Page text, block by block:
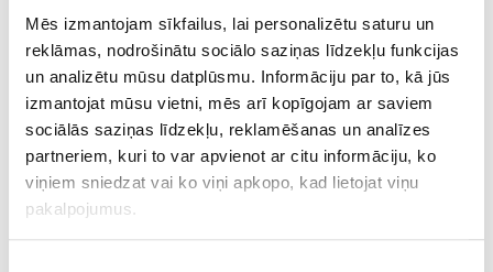
Mēs izmantojam sīkfailus, lai personalizētu saturu un
reklāmas, nodrošinātu sociālo saziņas līdzekļu funkcijas
un analizētu mūsu datplūsmu. Informāciju par to, kā jūs
izmantojat mūsu vietni, mēs arī kopīgojam ar saviem
sociālās saziņas līdzekļu, reklamēšanas un analīzes
partneriem, kuri to var apvienot ar citu informāciju, ko
viņiem sniedzat vai ko viņi apkopo, kad lietojat viņu
pakalpojumus.
€ 9.00
ДОБАВИТЬ В КОРЗИНУ